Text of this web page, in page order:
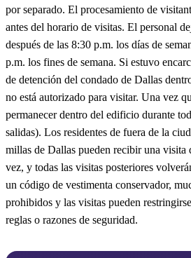
por separado. El procesamiento de
antes del horario de visitas. El personal
después de las 8:30 p.m. los días de
p.m. los fines de semana. Si estuvo
de detención del condado de Dallas
no está autorizado para visitar. Una vez
permanecer dentro del edificio durante
salidas). Los residentes de fuera de la
millas de Dallas pueden recibir una visita
vez, y todas las visitas posteriores
un código de vestimenta conservador,
prohibidos y las visitas pueden
reglas o razones de seguridad.